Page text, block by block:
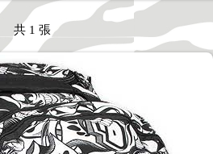
共 1 張